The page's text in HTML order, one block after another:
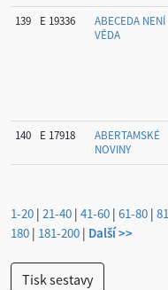
139 E 19336
ABECEDA NENÍ
VĚDA
140 E 17918
ABERTAMSKÉ
NOVINY
1-20 | 21-40 | 41-60 | 61-80 |
180 | 181-200 | Další >>